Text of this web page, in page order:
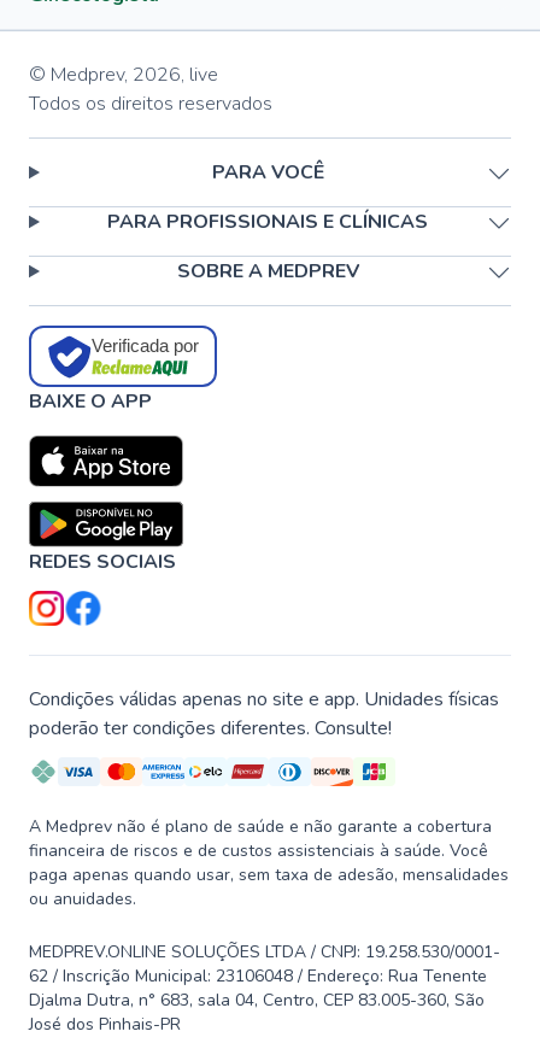
© Medprev, 2026, live
Todos os direitos reservados
PARA VOCÊ
PARA PROFISSIONAIS E CLÍNICAS
SOBRE A MEDPREV
Verificada por
BAIXE O APP
REDES SOCIAIS
Condições válidas apenas no site e app. Unidades físicas
poderão ter condições diferentes. Consulte!
A Medprev não é plano de saúde e não garante a cobertura
financeira de riscos e de custos assistenciais à saúde. Você
paga apenas quando usar, sem taxa de adesão, mensalidades
ou anuidades.
MEDPREV.ONLINE SOLUÇÕES LTDA / CNPJ: 19.258.530/0001-
62 / Inscrição Municipal: 23106048 / Endereço: Rua Tenente
Djalma Dutra, n° 683, sala 04, Centro, CEP 83.005-360, São
José dos Pinhais-PR